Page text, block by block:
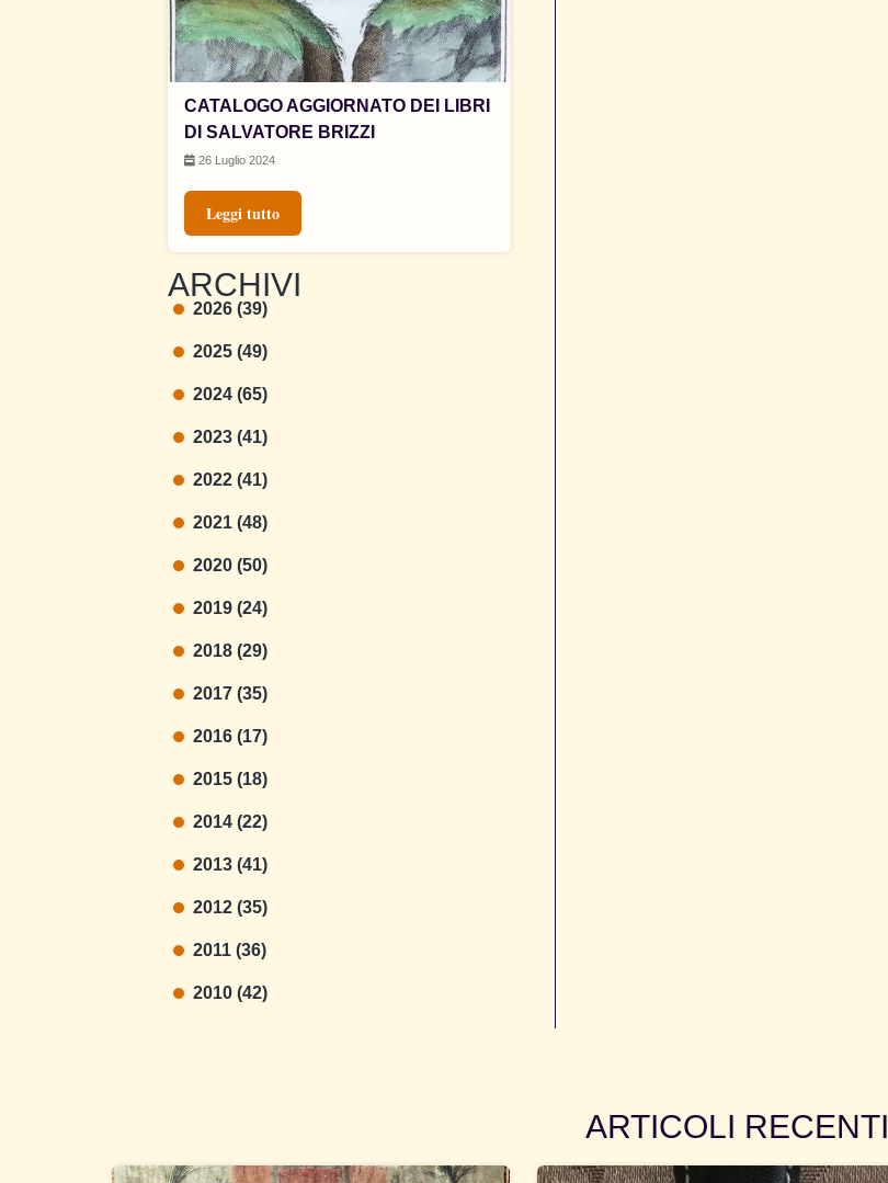
CATALOGO AGGIORNATO DEI LIBRI
DI SALVATORE BRIZZI
26 Luglio 2024
Leggi tutto
ARCHIVI
2026 (39)
2025 (49)
2024 (65)
2023 (41)
2022 (41)
2021 (48)
2020 (50)
2019 (24)
2018 (29)
2017 (35)
2016 (17)
2015 (18)
2014 (22)
2013 (41)
2012 (35)
2011 (36)
2010 (42)
ARTICOLI RECENTI